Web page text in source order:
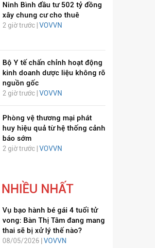
COVID-
Ninh Bình đầu tư 502 tỷ đồng
xây chung cư cho thuê
2 giờ trước | VOVVN
Bộ Y tế chấn chỉnh hoạt động
kinh doanh dược liệu không rõ
nguồn gốc
2 giờ trước | VOVVN
Phòng vệ thương mại phát
huy hiệu quả từ hệ thống cảnh
báo sớm
2 giờ trước | VOVVN
NHẤT
Vụ bạo hành bé gái 4 tuổi tử
vong: Bàn Thị Tâm đang mang
thai sẽ bị xử lý thế nào?
08/05/2026 | VOVVN